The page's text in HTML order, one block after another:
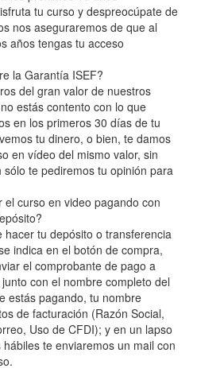
tu curso y despreocúpate de
nos aseguraremos de que al
años tengas tu acceso
la Garantía ISEF?
del gran valor de nuestros
estás contento con lo que
en los primeros 30 días de tu
tu dinero, o bien, te damos
en vídeo del mismo valor, sin
sólo te pediremos tu opinión para
el curso en video pagando con
hacer tu depósito o transferencia
indica en el botón de compra,
el comprobante de pago a
con el nombre completo del
estás pagando, tu nombre
de facturación (Razón Social,
Uso de CFDI); y en un lapso
te enviaremos un mail con